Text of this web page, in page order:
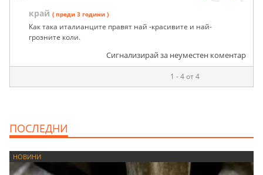
край ( преди 3 години )
Как така италианците правят най -красивите и най-
грозните коли.
Сигнализирай за неуместен коментар
1 - 4 от 4
ПОСЛЕДНИ
НОВИНИ